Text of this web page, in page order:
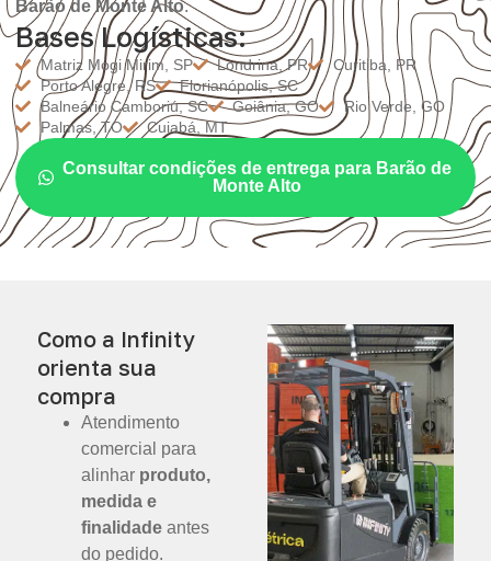
Barão de Monte Alto.
Bases Logísticas:
Matriz Mogi Mirim, SP Londrina, PR
Curitiba, PR
Porto Alegre, RS
Florianópolis, SC
Balneário Camboriú, SC
Goiânia, GO
Rio Verde, GO
Palmas, TO
Cuiabá, MT
Consultar condições de entrega para Barão de
Monte Alto
Como a Infinity
orienta sua
compra
Atendimento
comercial para
alinhar produto,
medida e
finalidade antes
do pedido.